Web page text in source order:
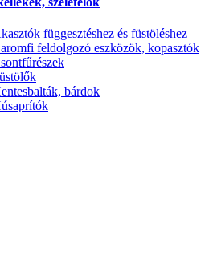
függesztéshez és füstöléshez
feldolgozó eszközök, kopasztók
bárdok